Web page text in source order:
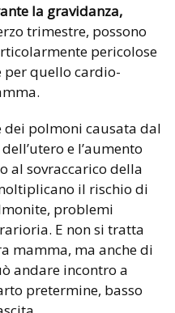
la gravidanza,
trimestre, possono
pericolose
per quello cardio-
dei polmoni causata dal
e l’aumento
al sovraccarico della
il rischio di
problemi
E non si tratta
mamma, ma anche di
andare incontro a
pretermine, basso